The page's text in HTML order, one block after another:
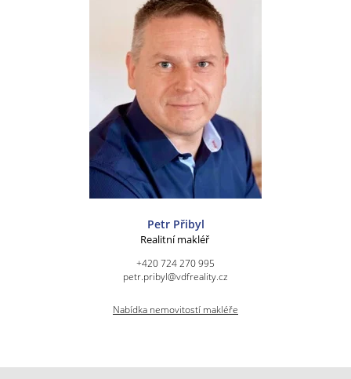
Petr Přibyl
Realitní makléř
+420 724 270 995
petr.pribyl@vdfreality.cz
Nabídka nemovitostí makléře